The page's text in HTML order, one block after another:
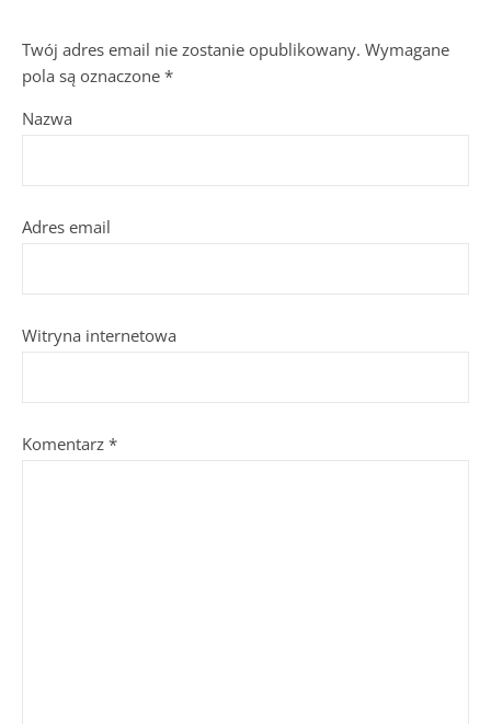
Twój adres email nie zostanie opublikowany. Wymagane
pola są oznaczone *
Nazwa
Adres email
Witryna internetowa
Komentarz *